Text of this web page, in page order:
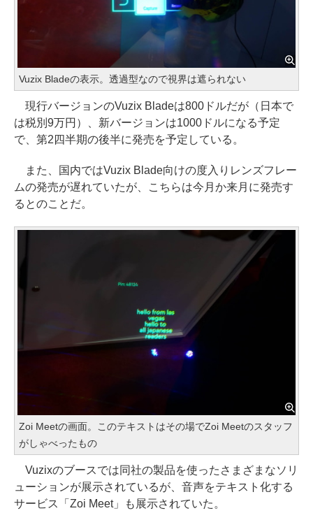
Vuzix Bladeの表示。透過型なので視界は遮られない
現行バージョンのVuzix Bladeは800ドルだが（日本で
は税別9万円）、新バージョンは1000ドルになる予定
で、第2四半期の後半に発売を予定している。
また、国内ではVuzix Blade向けの度入りレンズフレー
ムの発売が遅れていたが、こちらは今月か来月に発売す
るとのことだ。
Zoi Meetの画面。このテキストはその場でZoi Meetのスタッフ
がしゃべったもの
Vuzixのブースでは同社の製品を使ったさまざまなソリ
ューションが展示されているが、音声をテキスト化する
サービス「Zoi Meet」も展示されていた。